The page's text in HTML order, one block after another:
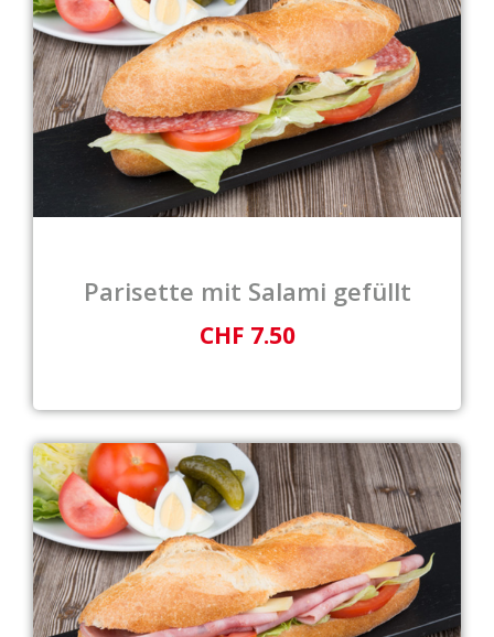
Parisette mit Salami gefüllt
CHF 7.50